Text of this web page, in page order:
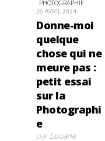
PHOTOGRAPHIE
26 AVRIL 2024
Donne-moi
quelque
chose qui ne
meure pas :
petit essai
sur la
Photographi
e
parLouane